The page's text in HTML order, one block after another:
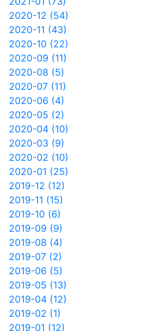
2020-12 (54)
2020-11 (43)
2020-10 (22)
2020-09 (11)
2020-08 (5)
2020-07 (11)
2020-06 (4)
2020-05 (2)
2020-04 (10)
2020-03 (9)
2020-02 (10)
2020-01 (25)
2019-12 (12)
2019-11 (15)
2019-10 (6)
2019-09 (9)
2019-08 (4)
2019-07 (2)
2019-06 (5)
2019-05 (13)
2019-04 (12)
2019-02 (1)
2019-01 (12)